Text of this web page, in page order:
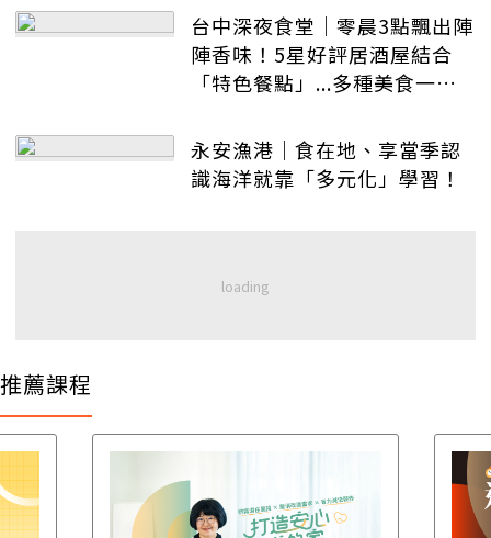
台中深夜食堂｜零晨3點飄出陣
陣香味！5星好評居酒屋結合
「特色餐點」...多種美食一次
永安漁港｜食在地、享當季認
識海洋就靠「多元化」學習！
推薦課程